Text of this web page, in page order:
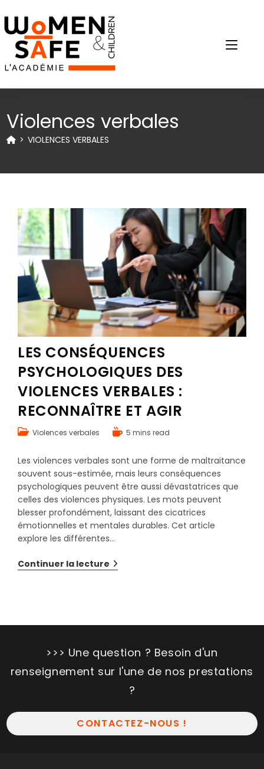
Violences verbales
> VIOLENCES VERBALES
LES CONSÉQUENCES
PSYCHOLOGIQUES DES
VIOLENCES VERBALES :
RECONNAÎTRE ET AGIR
Violences verbales 5 mins read
Les violences verbales sont une forme de maltraitance
souvent sous-estimée, mais leurs conséquences
psychologiques peuvent être aussi dévastatrices que
celles des violences physiques. Les mots peuvent
blesser profondément, laissant des cicatrices
émotionnelles et mentales durables. Cet article
explore les différentes…
Continuer la lecture
>>> Une question ? Besoin d'un
renseignement sur l'une de nos prestations
?
CONTACTEZ-NOUS !